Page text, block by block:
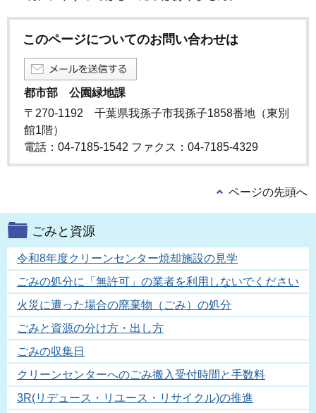
このページについてのお問い合わせは
都市部 公園緑地課
〒270-1192 千葉県我孫子市我孫子1858番地（東別
館1階）
電話：04-7185-1542 ファクス：04-7185-4329
ページの先頭へ
ごみと資源
令和8年度クリーンセンター焼却施設の見学
ごみの処分に「無許可」の業者を利用しないでください
火災に遭った場合の廃棄物（ごみ）の処分
ごみと資源の分け方・出し方
ごみの収集日
クリーンセンターへのごみ搬入受付時間と手数料
3R(リデュース・リユース・リサイクル)の推進